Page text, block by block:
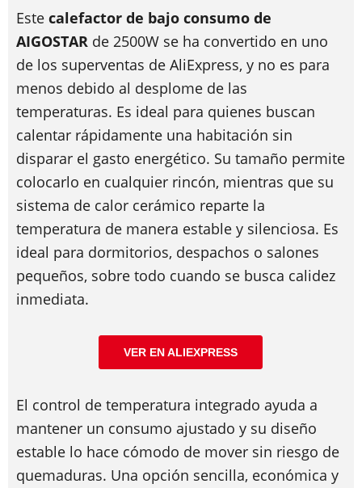
Este calefactor de bajo consumo de
AIGOSTAR de 2500W se ha convertido en uno
de los superventas de AliExpress, y no es para
menos debido al desplome de las
temperaturas. Es ideal para quienes buscan
calentar rápidamente una habitación sin
disparar el gasto energético. Su tamaño permite
colocarlo en cualquier rincón, mientras que su
sistema de calor cerámico reparte la
temperatura de manera estable y silenciosa. Es
ideal para dormitorios, despachos o salones
pequeños, sobre todo cuando se busca calidez
inmediata.
VER EN ALIEXPRESS
El control de temperatura integrado ayuda a
mantener un consumo ajustado y su diseño
estable lo hace cómodo de mover sin riesgo de
quemaduras. Una opción sencilla, económica y